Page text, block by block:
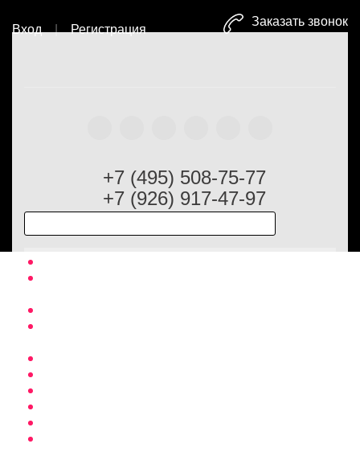
Вход | Регистрация
Заказать звонок
+7 (495) 508-75-77
+7 (926) 917-47-97
Laura Biagiotti